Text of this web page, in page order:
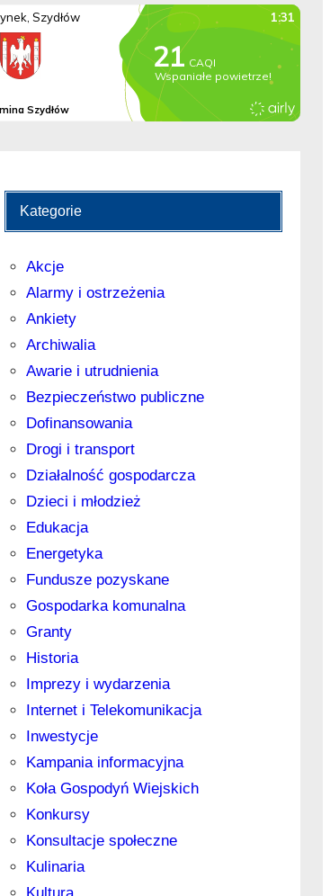
Kategorie
Akcje
Alarmy i ostrzeżenia
Ankiety
Archiwalia
Awarie i utrudnienia
Bezpieczeństwo publiczne
Dofinansowania
Drogi i transport
Działalność gospodarcza
Dzieci i młodzież
Edukacja
Energetyka
Fundusze pozyskane
Gospodarka komunalna
Granty
Historia
Imprezy i wydarzenia
Internet i Telekomunikacja
Inwestycje
Kampania informacyjna
Koła Gospodyń Wiejskich
Konkursy
Konsultacje społeczne
Kulinaria
Kultura